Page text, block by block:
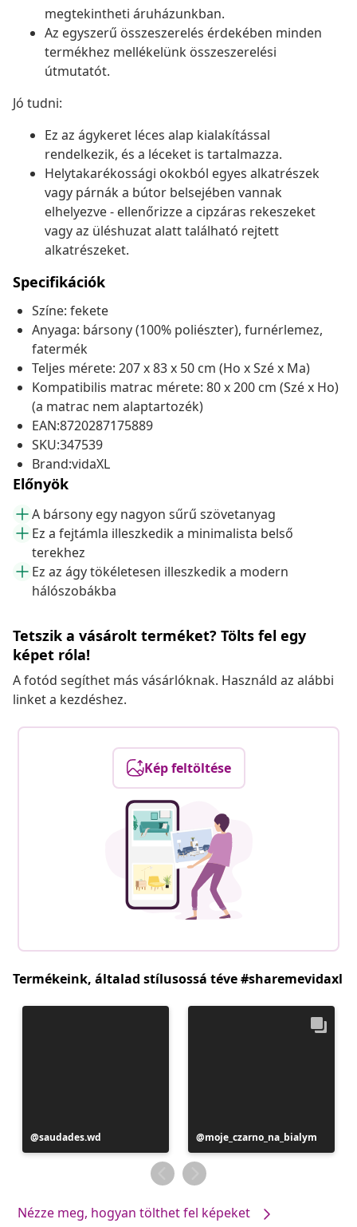
megtekintheti áruházunkban.
Az egyszerű összeszerelés érdekében minden
termékhez mellékelünk összeszerelési
útmutatót.
Jó tudni:
Ez az ágykeret léces alap kialakítással
rendelkezik, és a léceket is tartalmazza.
Helytakarékossági okokból egyes alkatrészek
vagy párnák a bútor belsejében vannak
elhelyezve - ellenőrizze a cipzáras rekeszeket
vagy az üléshuzat alatt található rejtett
alkatrészeket.
Specifikációk
Színe: fekete
Anyaga: bársony (100% poliészter), furnérlemez,
fatermék
Teljes mérete: 207 x 83 x 50 cm (Ho x Szé x Ma)
Kompatibilis matrac mérete: 80 x 200 cm (Szé x Ho)
(a matrac nem alaptartozék)
EAN:8720287175889
SKU:347539
Brand:vidaXL
Előnyök
A bársony egy nagyon sűrű szövetanyag
Ez a fejtámla illeszkedik a minimalista belső
terekhez
Ez az ágy tökéletesen illeszkedik a modern
hálószobákba
Tetszik a vásárolt terméket? Tölts fel egy
képet róla!
A fotód segíthet más vásárlóknak. Használd az alábbi
linket a kezdéshez.
Kép feltöltése
Termékeink, általad stílusossá téve #sharemevidaxl
Bejegyzés
közzétevője
saudades.wd
Bejegyzés
közzétevője
moje_czarno_na_bialym
Nézze meg, hogyan tölthet fel képeket